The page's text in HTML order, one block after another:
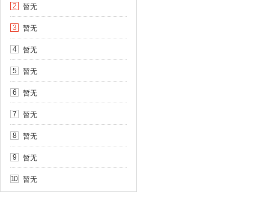
2 暂无
3 暂无
4 暂无
5 暂无
6 暂无
7 暂无
8 暂无
9 暂无
10 暂无